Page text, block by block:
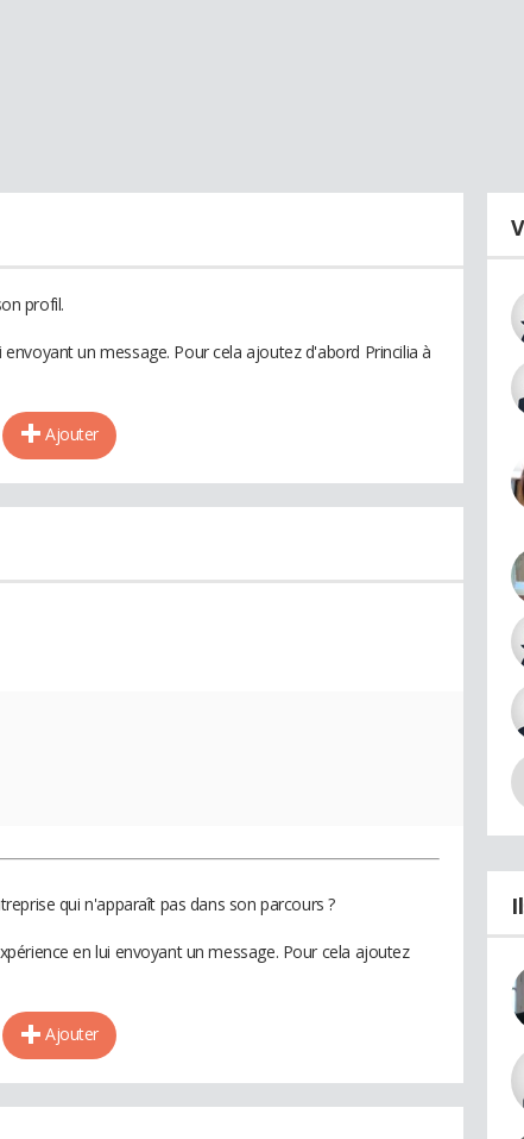
profil.
un message. Pour cela ajoutez d'abord Princilia à
Ajouter
qui n'apparaît pas dans son parcours ?
en lui envoyant un message. Pour cela ajoutez
Ajouter